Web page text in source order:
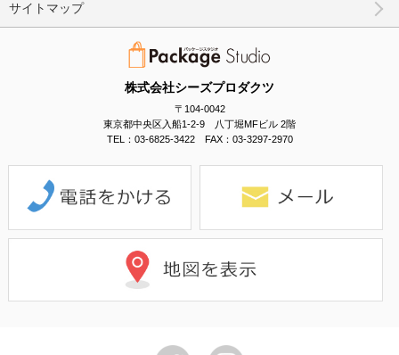
株式会社シーズプロダクツ
〒104-0042
東京都中央区入船1-2-9 八丁堀MFビル 2階
TEL：03-6825-3422 FAX：03-3297-2970
サイトマップ